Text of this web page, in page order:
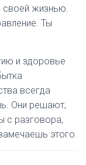
своей жизнью.
Ты
и здоровье
всегда
Они решают,
с разговора,
этого.